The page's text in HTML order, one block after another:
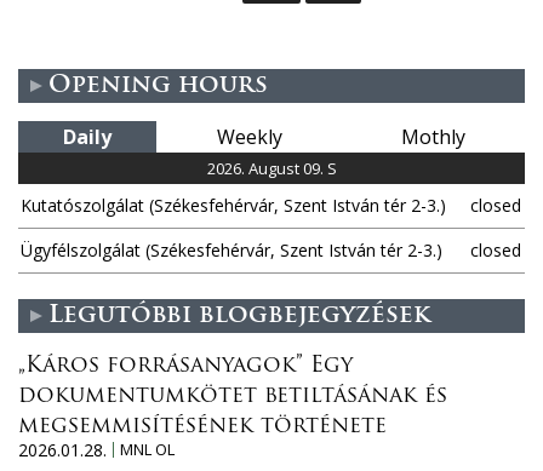
e
s
Opening hours
Daily Weekly Mothly
2026. August 09. S
Kutatószolgálat (Székesfehérvár, Szent István tér 2-3.)
closed
Ügyfélszolgálat (Székesfehérvár, Szent István tér 2-3.)
closed
Legutóbbi blogbejegyzések
„Káros forrásanyagok” Egy
dokumentumkötet betiltásának és
megsemmisítésének története
2026.01.28.
MNL OL